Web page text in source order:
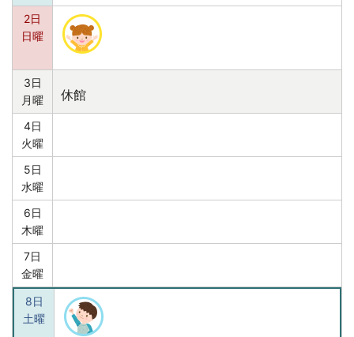
2日
日曜
3日
月曜
休館
4日
火曜
5日
水曜
6日
木曜
7日
金曜
8日
土曜